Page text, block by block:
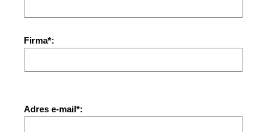
Firma*:
Adres e-mail*: